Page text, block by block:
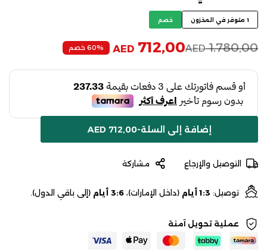
1 متوفر في المخزون خصم
AED1.780,00
AED 712,00 60% خصم
إضافة إلى السلة-
AED712,00
التوصيل والإرجاع مشاركة
توصيل: 1:3 أيام (داخل الإمارات)، 3:6 أيام (إلى باقي الدول).
عملية تحويل آمنة